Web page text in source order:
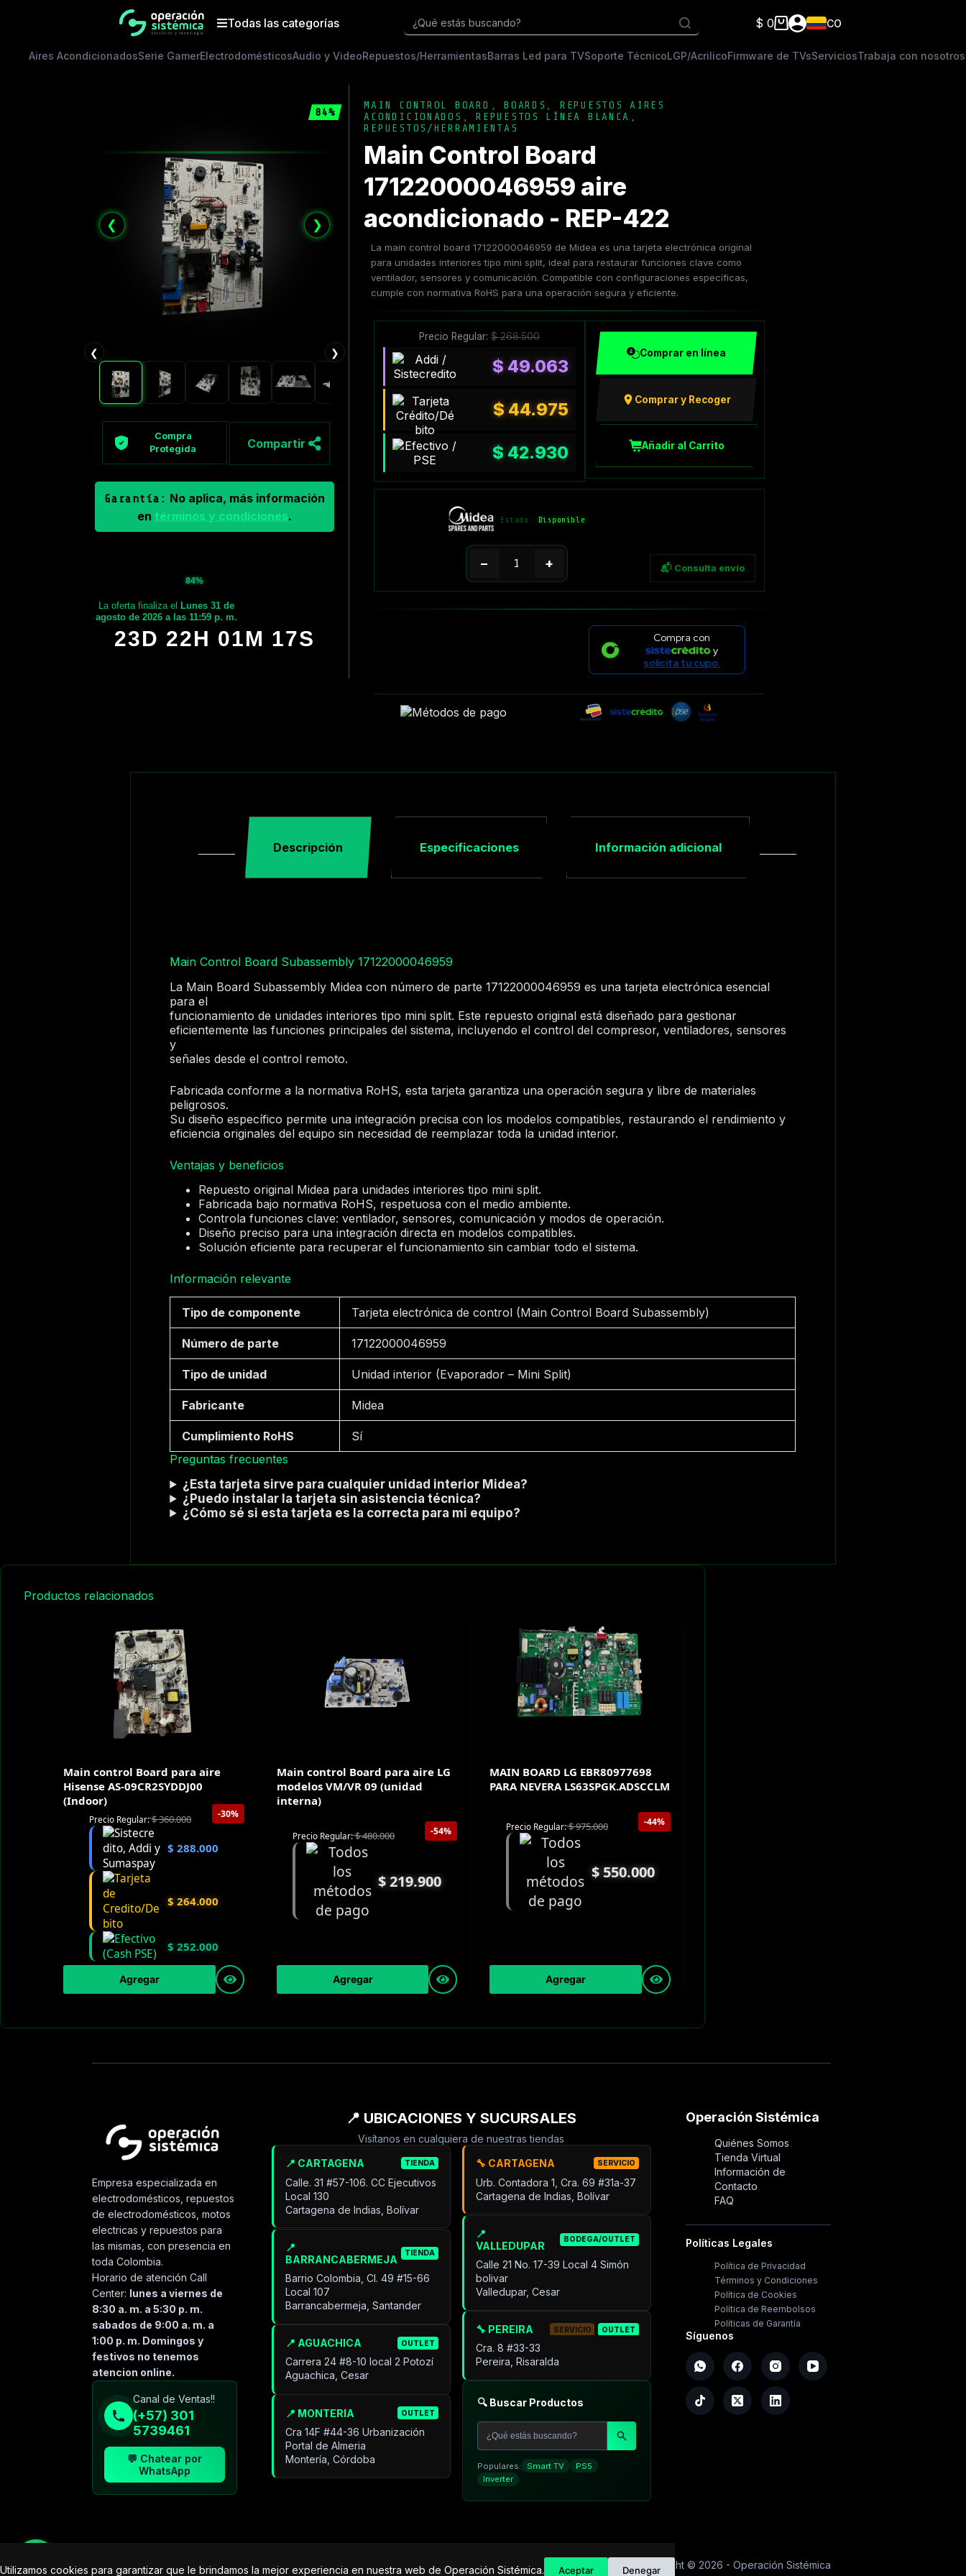
Utilizamos cookies para garantizar que le brindamos la mejor experiencia en nuestra web de Operación Sistémica. Aceptar Denegar
Todas las categorías ¿Qué estás buscando?
Carro
compra
$ 0 CO
Aires AcondicionadosSerie GamerElectrodomésticosAudio y VideoRepuestos/HerramientasBarras Led para TVSoporte TécnicoLGP/AcrilicoFirmware de TVsServiciosTrabaja con nosotros
84%
❮ ❯
❮ ❯
Compra
Protegida
Compartir
Garantía: No aplica, más información
en términos y condiciones.
84%
La oferta finaliza elLunes 31 de
agosto de 2026 a las 11:59 p. m.
23D 22H 01M 16S
MAIN CONTROL BOARD ,BOARDS
REPUESTOS AIRES
ACONDICIONADOS
,REPUESTOS LÍNEA BLANCA
REPUESTOS/HERRAMIENTAS
Main Control Board
17122000046959 aire
acondicionado - REP-422
La main control board 17122000046959 de Midea es una tarjeta electrónica original
para unidades interiores tipo mini split, ideal para restaurar funciones clave como
ventilador, sensores y comunicación. Compatible con configuraciones específicas,
cumple con normativa RoHS para una operación segura y eficiente.
Precio Regular:$268.500
$ 49.063
$44.975
$ 42.930
Comprar en línea
Comprar y Recoger
Añadir al Carrito
Estado: Disponible
− + 📬 Consulta envío
Compra con
y
solicita tu cupo.
Descripción Especificaciones Información adicional
Main Control Board Subassembly 17122000046959
La Main Board Subassembly Midea con número de parte 17122000046959 es una tarjeta electrónica esencial
para el
funcionamiento de unidades interiores tipo mini split. Este repuesto original está diseñado para gestionar
eficientemente las funciones principales del sistema, incluyendo el control del compresor, ventiladores, sensores
y
señales desde el control remoto.
Fabricada conforme a la normativa RoHS, esta tarjeta garantiza una operación segura y libre de materiales
peligrosos.
Su diseño específico permite una integración precisa con los modelos compatibles, restaurando el rendimiento y
eficiencia originales del equipo sin necesidad de reemplazar toda la unidad interior.
Ventajas y beneficios
Repuesto original Midea para unidades interiores tipo mini split.
Fabricada bajo normativa RoHS, respetuosa con el medio ambiente.
Controla funciones clave: ventilador, sensores, comunicación y modos de operación.
Diseño preciso para una integración directa en modelos compatibles.
Solución eficiente para recuperar el funcionamiento sin cambiar todo el sistema.
Información relevante
Tipo de componente Tarjeta electrónica de control (Main Control Board Subassembly)
Número de parte 17122000046959
Tipo de unidad Unidad interior (Evaporador – Mini Split)
Fabricante Midea
Cumplimiento RoHS
Sí
Preguntas frecuentes
¿Esta tarjeta sirve para cualquier unidad interior Midea?
¿Puedo instalar la tarjeta sin asistencia técnica?
¿Cómo sé si esta tarjeta es la correcta para mi equipo?
Productos relacionados
Main control Board para aire
Hisense AS-09CR2SYDDJ00
(Indoor)
-30%
Precio Regular:$360.000
$ 288.000
$ 264.000
$ 252.000
Agregar
Main control Board para aire LG
modelos VM/VR 09 (unidad
interna)
-54%
Precio Regular:$480.000
$219.900
Agregar
MAIN BOARD LG EBR80977698
PARA NEVERA LS63SPGK.ADSCCLM
-44%
Precio Regular:$975.000
$550.000
Agregar
Empresa especializada en
electrodomésticos, repuestos
de electrodomésticos, motos
electricas y repuestos para
las mismas, con presencia en
toda Colombia.
Horario de atención Call
Center: lunes a viernes de
8:30 a. m. a 5:30 p. m.
sabados de 9:00 a. m. a
1:00 p. m. Domingos y
festivos no tenemos
atencion online.
Canal de Ventas!!
(+57) 301
5739461
💬 Chatear por
WhatsApp
📍 UBICACIONES Y SUCURSALES
Visítanos en cualquiera de nuestras tiendas
📍 CARTAGENA TIENDA
Calle. 31 #57-106. CC Ejecutivos
Local 130
Cartagena de Indias, Bolívar
📍
BARRANCABERMEJA
TIENDA
Barrio Colombia, Cl. 49 #15-66
Local 107
Barrancabermeja, Santander
📍 AGUACHICA OUTLET
Carrera 24 #8-10 local 2 Potozí
Aguachica, Cesar
📍 MONTERIA OUTLET
Cra 14F #44-36 Urbanización
Portal de Almeria
Montería, Córdoba
🔧 CARTAGENA SERVICIO
Urb. Contadora 1, Cra. 69 #31a-37
Cartagena de Indias, Bolívar
📍
VALLEDUPAR
BODEGA/OUTLET
Calle 21 No. 17-39 Local 4 Simón
bolivar
Valledupar, Cesar
🔧 PEREIRA SERVICIO OUTLET
Cra. 8 #33-33
Pereira, Risaralda
🔍 Buscar Productos
Populares: Smart TV
PS5
Inverter
Operación Sistémica
Quiénes Somos
Tienda Virtual
Información de
Contacto
FAQ
Políticas Legales
Política de Privacidad
Términos y Condiciones
Política de Cookies
Política de Reembolsos
Políticas de Garantía
Síguenos
Copyright © 2026 - Operación Sistémica
sistémica